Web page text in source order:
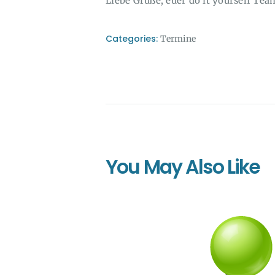
Categories: Termine
You May Also Like